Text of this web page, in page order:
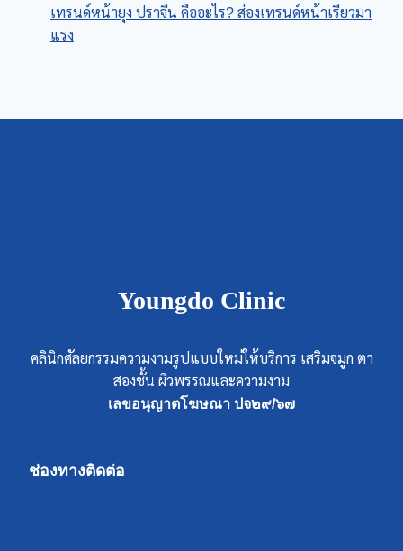
เทรนด์หน้ายุง ปราจีน คืออะไร? ส่องเทรนด์หน้าเรียวมา
แรง
Youngdo Clinic
คลินิกศัลยกรรมความงามรูปแบบใหม่ให้บริการ เสริมจมูก ตา
สองชั้น ผิวพรรณและความงาม
เลขอนุญาตโฆษณา ปจ๒๙/๖๗
ช่องทางติดต่อ